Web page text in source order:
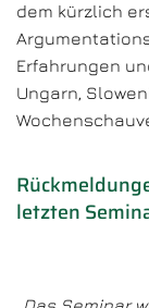
dem kürzlich
Erfahrungen
Ungarn,
letzten